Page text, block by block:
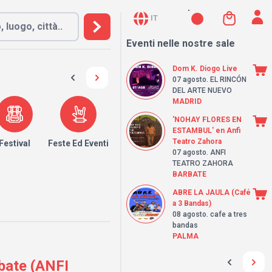
Festival Feste Ed Eventi
(ANFI
IT
Eventi nelle nostre sale
Dom K. Diogo Live
07 agosto. EL RINCÓN
DEL ARTE NUEVO
MADRID
'NOHAY FLORES EN
ESTAMBUL' en Anfi
Teatro Zahora
07 agosto. ANFI
TEATRO ZAHORA
BARBATE
ABRE LA JAULA (Café
a 3 Bandas)
08 agosto. cafe a tres
bandas
PALMA